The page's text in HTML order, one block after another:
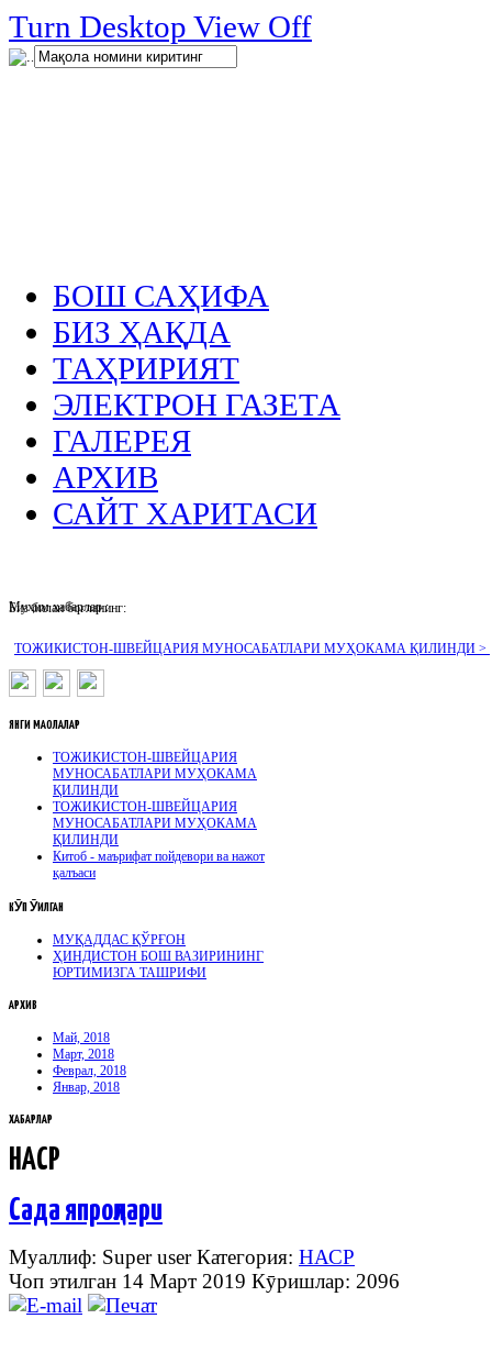
Turn Desktop View Off
.
БОШ САҲИФА
БИЗ ҲАҚДА
ТАҲРИРИЯТ
ЭЛЕКТРОН ГАЗЕТА
ГАЛЕРЕЯ
АРХИВ
САЙТ ХАРИТАСИ
Муҳим хабарлар :
ТОЖИКИСТОН-ШВЕЙЦАРИЯ МУНОСАБАТЛАРИ МУҲОКАМА ҚИЛИНДИ >
Биз билан боғланинг:
ЯНГИ МАҚОЛАЛАР
ТОЖИКИСТОН-ШВЕЙЦАРИЯ
МУНОСАБАТЛАРИ МУҲОКАМА
ҚИЛИНДИ
ТОЖИКИСТОН-ШВЕЙЦАРИЯ
МУНОСАБАТЛАРИ МУҲОКАМА
ҚИЛИНДИ
Китоб - маърифат пойдевори ва нажот
қалъаси
КӮП ӮҚИЛГАН
МУҚАДДАС ҚЎРҒОН
ҲИНДИСТОН БОШ ВАЗИРИНИНГ
ЮРТИМИЗГА ТАШРИФИ
АРХИВ
Май, 2018
Март, 2018
Феврал, 2018
Январ, 2018
ХАБАРЛАР
НАСР
Сада япроқлари
Муаллиф: Super userКатегория: НАСР
Чоп этилган 14 Март 2019 Кӯришлар: 2096